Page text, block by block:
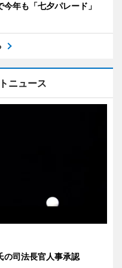
今年も「七夕パレード」
ニュース
の司法長官人事承認